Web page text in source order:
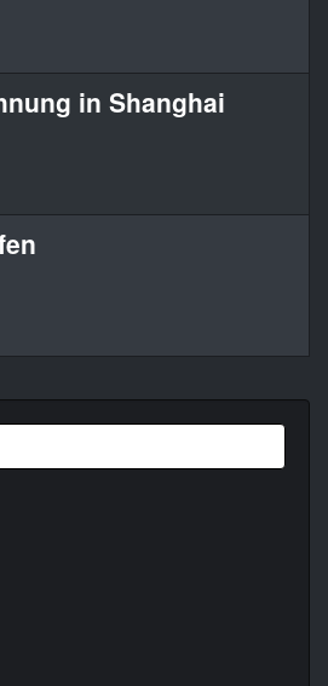
in Shanghai